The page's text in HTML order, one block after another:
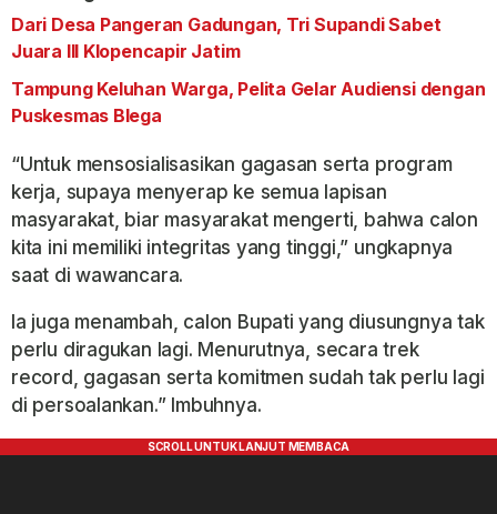
Dari Desa Pangeran Gadungan, Tri Supandi Sabet
Juara III Klopencapir Jatim
Tampung Keluhan Warga, Pelita Gelar Audiensi dengan
Puskesmas Blega
“Untuk mensosialisasikan gagasan serta program
kerja, supaya menyerap ke semua lapisan
masyarakat, biar masyarakat mengerti, bahwa calon
kita ini memiliki integritas yang tinggi,” ungkapnya
saat di wawancara.
Ia juga menambah, calon Bupati yang diusungnya tak
perlu diragukan lagi. Menurutnya, secara trek
record, gagasan serta komitmen sudah tak perlu lagi
di persoalankan.” Imbuhnya.